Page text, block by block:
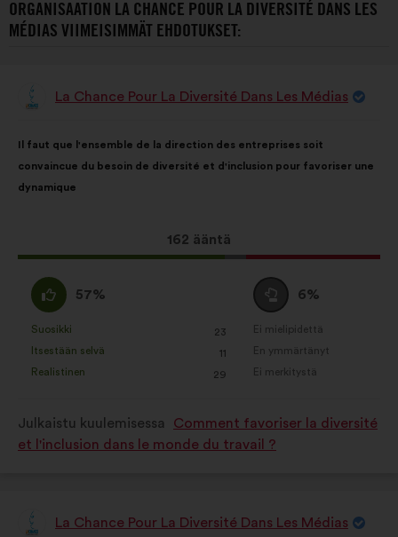
ORGANISAATION LA CHANCE POUR LA DIVERSITÉ DANS LES
MÉDIAS VIIMEISIMMÄT EHDOTUKSET:
EhdotusLa Chance Pour La Diversité Dans Les Médias
sisältö:
Il faut que l'ensemble de la direction des entreprises soit
convaincue du besoin de diversité et d'inclusion pour favoriser une
dynamique
Tämä
ehdotus
162 ääntä
jakautuminen:
samaa
mieltä
:
57%
seuraavasti:
Suosikki
: 23
kertaa
Itsestään selvä
: 11
kertaa
Realistinen
: 29
kertaa
Äänestä
tyhjää
:
6%
seuraavasti:
Ei mielipidettä
:kertaa
En ymmärtänyt
:kertaa
Ei merkitystä
:kertaa
Julkaistu kuulemisessa
Comment favoriser la diversité
et l'inclusion dans le monde du travail ?
EhdotusLa Chance Pour La Diversité Dans Les Médias